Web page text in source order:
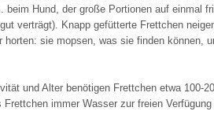
beim Hund, der große Portionen auf einmal
verträgt). Knapp gefütterte Frettchen
horten: sie mopsen, was sie finden können,
und Alter benötigen Frettchen etwa 100-
immer Wasser zur freien Verfügung